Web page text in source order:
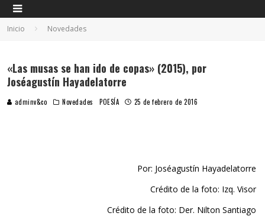
Inicio Novedades
«Las musas se han ido de copas» (2015), por
Joséagustín Hayadelatorre
adminv&co Novedades POESÍA 25 de febrero de 2016
Por: Joséagustín Hayadelatorre
Crédito de la foto: Izq. Visor
Crédito de la foto: Der. Nilton Santiago